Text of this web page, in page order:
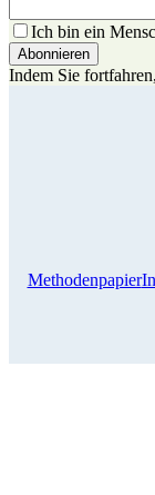
Ich bin ein
Indem Sie
Methodenpapier